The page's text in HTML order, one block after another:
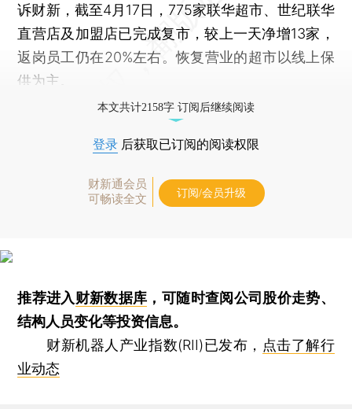
诉财新，截至4月17日，775家联华超市、世纪联华
直营店及加盟店已完成复市，较上一天净增13家，
返岗员工仍在20%左右。恢复营业的超市以线上保
供为主。
本文共计2158字 订阅后继续阅读
登录 后获取已订阅的阅读权限
财新通会员
可畅读全文
订阅/会员升级
推荐进入财新数据库 ，可随时查阅公司股价走势、
结构人员变化等投资信息。
财新机器人产业指数(RII)已发布， 点击了解行
业动态